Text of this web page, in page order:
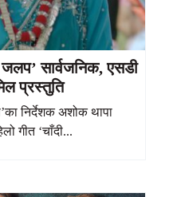
जलप’ सार्वजनिक, एसडी
प्रस्तुति
निर्देशक अशोक थापा
गीत ‘चाँदी...